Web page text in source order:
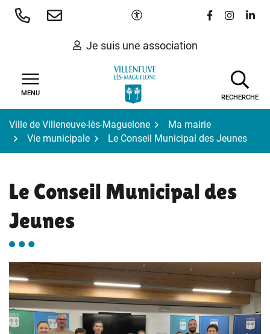
Aller
Paramètres d'accessibilité
Lien vers le
Lien vers
Lien
Je suis une association
MENU
RECHERCHE
Ville de Villeneuve-lès-Maguelone
Ma mairie
Vie municipale
Le Conseil Municipal des Jeunes
Le Conseil Municipal des
Jeunes